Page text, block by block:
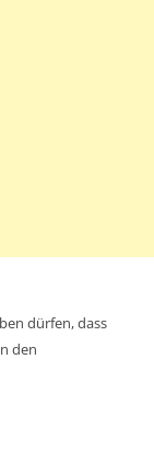
dürfen, dass
den